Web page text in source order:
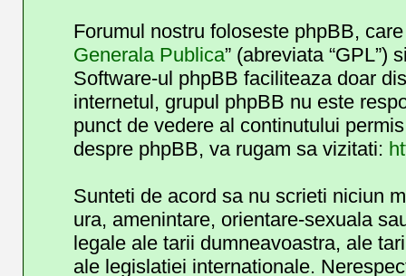
Forumul nostru foloseste phpBB,
Generala Publica” (abreviata
Software-ul phpBB faciliteaza doar
internetul, grupul phpBB nu este
punct de vedere al continutului
despre phpBB, va rugam sa vizitati:
Sunteti de acord sa nu scrieti niciun
ura, amenintare, orientare-sexuala
legale ale tarii dumneavoastra, ale
ale legislatiei internationale.